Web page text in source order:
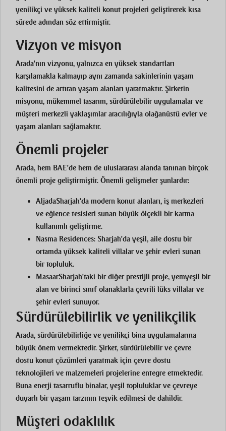
yenilikçi ve yüksek kaliteli konut projeleri geliştirerek kısa
sürede adından söz ettirmiştir.
Vizyon ve misyon
Arada'nın vizyonu, yalnızca en yüksek standartları
karşılamakla kalmayıp aynı zamanda sakinlerinin yaşam
kalitesini de artıran yaşam alanları yaratmaktır. Şirketin
misyonu, mükemmel tasarım, sürdürülebilir uygulamalar ve
müşteri merkezli yaklaşımlar aracılığıyla olağanüstü evler ve
yaşam alanları sağlamaktır.
Önemli projeler
Arada, hem BAE'de hem de uluslararası alanda tanınan birçok
önemli proje geliştirmiştir. Önemli gelişmeler şunlardır:
AljadaSharjah'da modern konut alanları, iş merkezleri
ve eğlence tesisleri sunan büyük ölçekli bir karma
kullanımlı geliştirme.
Nasma Residences: Sharjah'da yeşil, aile dostu bir
ortamda yüksek kaliteli villalar ve şehir evleri sunan
bir topluluk.
MasaarSharjah'taki bir diğer prestijli proje, yemyeşil bir
alan ve birinci sınıf olanaklarla çevrili lüks villalar ve
şehir evleri sunuyor.
Sürdürülebilirlik ve yenilikçilik
Arada, sürdürülebilirliğe ve yenilikçi bina uygulamalarına
büyük önem vermektedir. Şirket, sürdürülebilir ve çevre
dostu konut çözümleri yaratmak için çevre dostu
teknolojileri ve malzemeleri projelerine entegre etmektedir.
Buna enerji tasarruflu binalar, yeşil topluluklar ve çevreye
duyarlı bir yaşam tarzının teşvik edilmesi de dahildir.
Müşteri odaklılık